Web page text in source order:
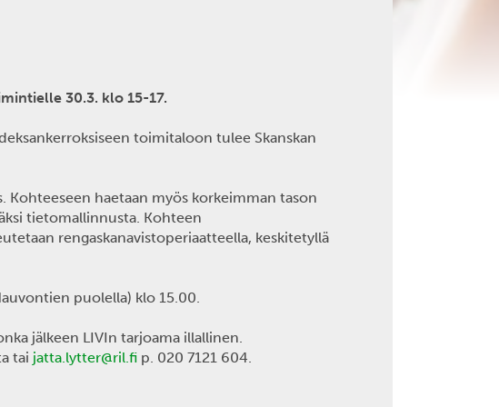
30.3. klo 15-17.
toimitaloon tulee Skanskan
haetaan myös korkeimman tason
tietomallinnusta. Kohteen
rengaskanavistoperiaatteella, keskitetyllä
puolella) klo 15.00.
jälkeen LIVIn tarjoama illallinen.
tai jatta.lytter@ril.fi p. 020 7121 604.